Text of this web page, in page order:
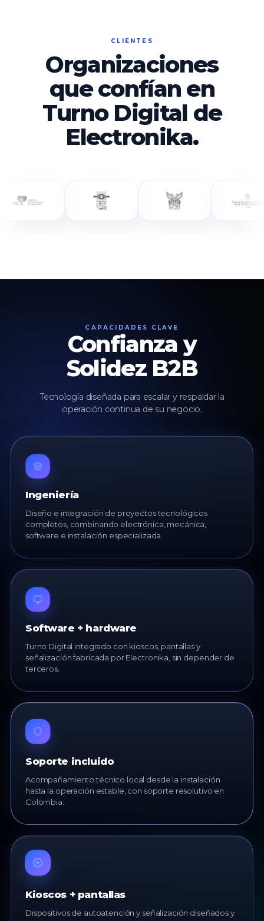
CLIENTES
Organizaciones
que confían en
Turno Digital de
Electronika.
CAPACIDADES CLAVE
Confianza y
Solidez B2B
Tecnología diseñada para escalar y respaldar la
operación continua de su negocio.
Ingeniería
Diseño e integración de proyectos tecnológicos
completos, combinando electrónica, mecánica,
software e instalación especializada.
Software + hardware
Turno Digital integrado con kioscos, pantallas y
señalización fabricada por Electronika, sin depender de
terceros.
Soporte incluido
Acompañamiento técnico local desde la instalación
hasta la operación estable, con soporte resolutivo en
Colombia.
Kioscos + pantallas
Dispositivos de autoatención y señalización diseñados y